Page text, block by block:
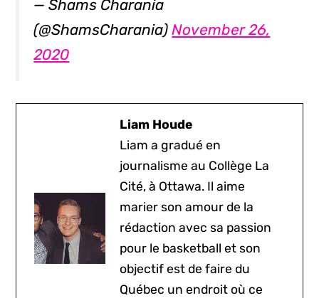
— Shams Charania
(@ShamsCharania)November 26,
2020
Liam Houde
Liam a gradué en
journalisme au Collège La
Cité, à Ottawa. Il aime
marier son amour de la
rédaction avec sa passion
pour le basketball et son
objectif est de faire du
Québec un endroit où ce